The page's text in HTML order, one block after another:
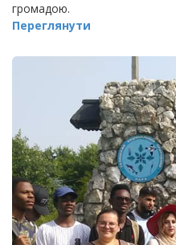
громадою.
Переглянути